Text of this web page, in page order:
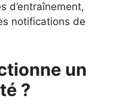
d’entraînement,
notifications de
un
?